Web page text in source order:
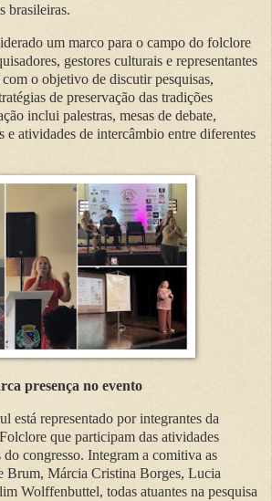
brasileiras.
um marco para o campo do folclore
gestores culturais e representantes
o objetivo de discutir pesquisas,
de preservação das tradições
inclui palestras, mesas de debate,
e atividades de intercâmbio entre diferentes
presença no evento
está representado por integrantes da
que participam das atividades
do congresso. Integram a comitiva as
Brum, Márcia Cristina Borges, Lucia
Wolffenbuttel, todas atuantes na pesquisa